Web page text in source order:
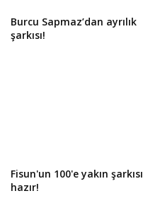
Burcu Sapmaz’dan ayrılık
şarkısı!
Fisun'un 100'e yakın şarkısı
hazır!